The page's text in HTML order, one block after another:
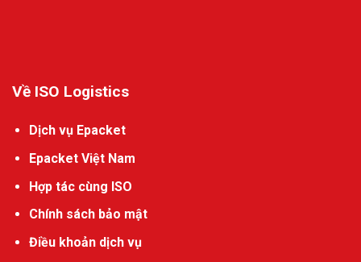
Về ISO Logistics
Dịch vụ Epacket
Epacket Việt Nam
Hợp tác cùng ISO
Chính sách bảo mật
Điều khoản dịch vụ